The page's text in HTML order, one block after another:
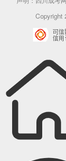
Copyright